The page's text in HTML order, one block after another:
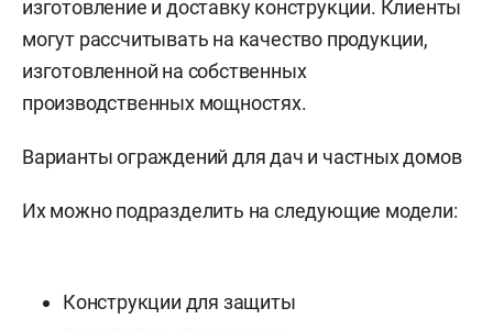
изготовление и доставку конструкции. Клиенты
могут рассчитывать на качество продукции,
изготовленной на собственных
производственных мощностях.
Варианты ограждений для дач и частных домов
Их можно подразделить на следующие модели:
Конструкции для защиты